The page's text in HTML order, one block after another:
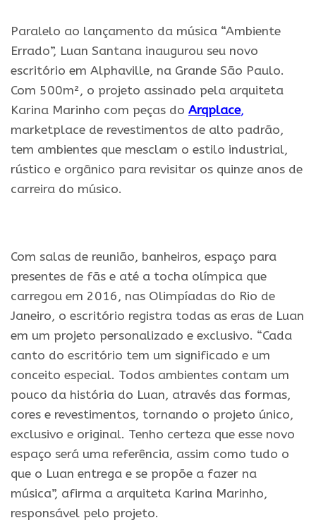
Paralelo ao lançamento da música “Ambiente
Errado”, Luan Santana inaugurou seu novo
escritório em Alphaville, na Grande São Paulo.
Com 500m², o projeto assinado pela arquiteta
Karina Marinho com peças do Arqplace,
marketplace de revestimentos de alto padrão,
tem ambientes que mesclam o estilo industrial,
rústico e orgânico para revisitar os quinze anos de
carreira do músico.
Com salas de reunião, banheiros, espaço para
presentes de fãs e até a tocha olímpica que
carregou em 2016, nas Olimpíadas do Rio de
Janeiro, o escritório registra todas as eras de Luan
em um projeto personalizado e exclusivo. “Cada
canto do escritório tem um significado e um
conceito especial. Todos ambientes contam um
pouco da história do Luan, através das formas,
cores e revestimentos, tornando o projeto único,
exclusivo e original. Tenho certeza que esse novo
espaço será uma referência, assim como tudo o
que o Luan entrega e se propõe a fazer na
música”, afirma a arquiteta Karina Marinho,
responsável pelo projeto.